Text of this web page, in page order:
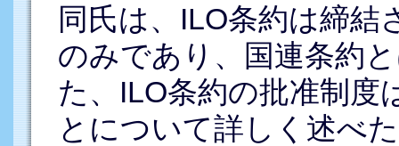
同氏は、ILO条約は締
のみであり、国連条約
た、ILO条約の批准制度
とについて詳しく述べ